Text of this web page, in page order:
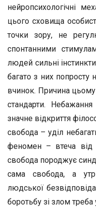
нейропсихологічні
цього сховища
точки зору, не
спонтанними
людей сильні
багато з них попросту
вчинок. Причина цьому
стандарти.
значне відкриття
свобода – уділ
феномен – втеча від
свобода породжує
сама свобода, а
людської
боротьбу зі злом треба